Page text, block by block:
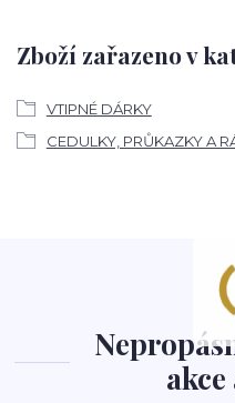
Zboží zařazeno v
VTIPNÉ DÁRKY
CEDULKY, PRŮKAZKY A
akce